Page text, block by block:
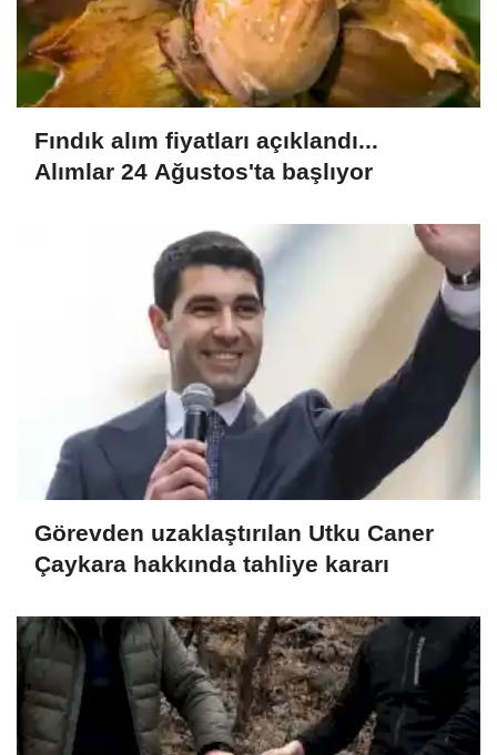
Fındık alım fiyatları açıklandı...
Alımlar 24 Ağustos'ta başlıyor
Görevden uzaklaştırılan Utku Caner
Çaykara hakkında tahliye kararı